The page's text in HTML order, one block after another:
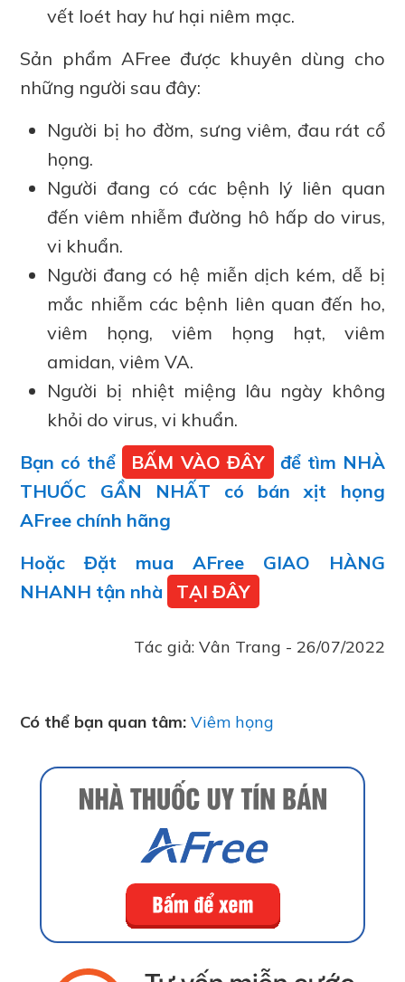
vết loét hay hư hại niêm mạc.
Sản phẩm AFree được khuyên dùng cho
những người sau đây:
Người bị ho đờm, sưng viêm, đau rát cổ
họng.
Người đang có các bệnh lý liên quan
đến viêm nhiễm đường hô hấp do virus,
vi khuẩn.
Người đang có hệ miễn dịch kém, dễ bị
mắc nhiễm các bệnh liên quan đến ho,
viêm họng, viêm họng hạt, viêm
amidan, viêm VA.
Người bị nhiệt miệng lâu ngày không
khỏi do virus, vi khuẩn.
Bạn có thể
BẤM VÀO ĐÂY
để tìm NHÀ
THUỐC GẦN NHẤT có bán xịt họng
AFree chính hãng
Hoặc Đặt mua AFree GIAO HÀNG
NHANH tận nhà
TẠI ĐÂY
Tác giả: Vân Trang - 26/07/2022
Có thể bạn quan tâm:Viêm họng